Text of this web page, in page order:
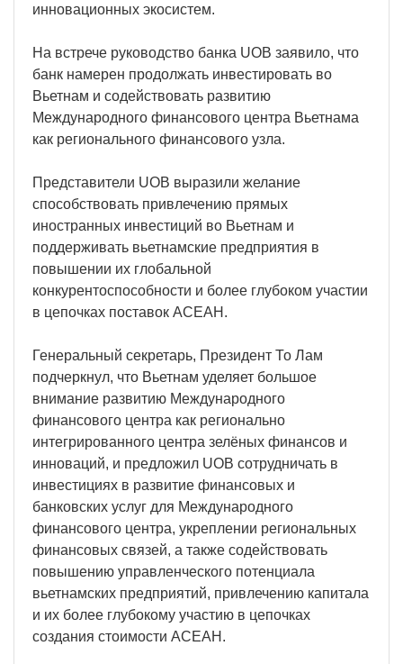
инновационных экосистем.
На встрече руководство банка UOB заявило, что
банк намерен продолжать инвестировать во
Вьетнам и содействовать развитию
Международного финансового центра Вьетнама
как регионального финансового узла.
Представители UOB выразили желание
способствовать привлечению прямых
иностранных инвестиций во Вьетнам и
поддерживать вьетнамские предприятия в
повышении их глобальной
конкурентоспособности и более глубоком участии
в цепочках поставок АСЕАН.
Генеральный секретарь, Президент То Лам
подчеркнул, что Вьетнам уделяет большое
внимание развитию Международного
финансового центра как регионально
интегрированного центра зелёных финансов и
инноваций, и предложил UOB сотрудничать в
инвестициях в развитие финансовых и
банковских услуг для Международного
финансового центра, укреплении региональных
финансовых связей, а также содействовать
повышению управленческого потенциала
вьетнамских предприятий, привлечению капитала
и их более глубокому участию в цепочках
создания стоимости АСЕАН.